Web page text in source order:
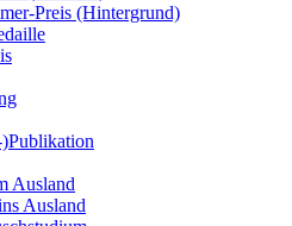
Preis (Hintergrund)
Ausland
Ausland